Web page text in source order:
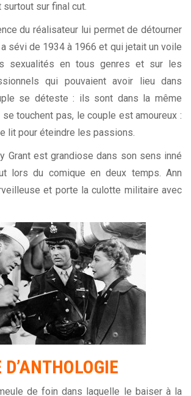
sur final cut.
du réalisateur lui permet de détourner
sévi de 1934 à 1966 et qui jetait un voile
sexualités en tous genres et sur les
qui pouvaient avoir lieu dans
se déteste : ils sont dans la même
touchent pas, le couple est amoureux :
lit pour éteindre les passions.
Grant est grandiose dans son sens inné
lors du comique en deux temps. Ann
et porte la culotte militaire avec
de foin dans laquelle le baiser à la